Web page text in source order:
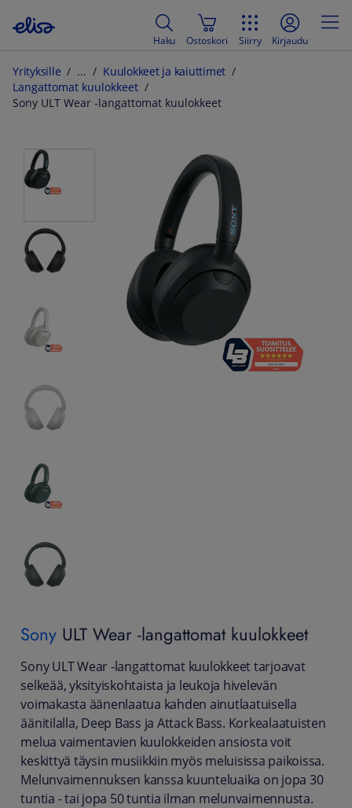
Haku Ostoskori Siirry Kirjaudu
Yrityksille
Kuulokkeet ja kaiuttimet
Langattomat kuulokkeet
Sony ULT Wear -langattomat kuulokkeet
Sony ULT Wear -langattomat kuulokkeet
Sony ULT Wear -langattomat kuulokkeet tarjoavat
selkeää, yksityiskohtaista ja leukoja hivelevän
voimakasta äänenlaatua kahden ainutlaatuisella
äänitilalla, Deep Bass ja Attack Bass. Korkealaatuisten
melua vaimentavien kuulokkeiden ansiosta voit
keskittyä täysin musiikkiin myös meluisissa paikoissa.
Melunvaimennuksen kanssa kuunteluaika on jopa 30
tuntia - tai jopa 50 tuntia ilman melunvaimennusta.